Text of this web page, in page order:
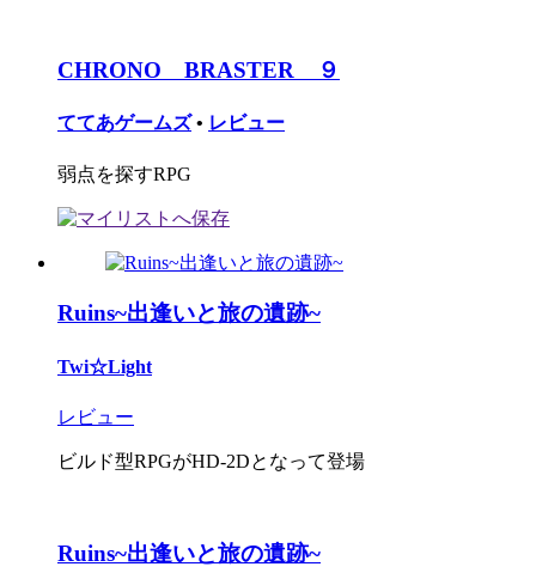
CHRONO BRASTER ９
ててあゲームズ • レビュー
弱点を探すRPG
Ruins~出逢いと旅の遺跡~
Twi☆Light
レビュー
ビルド型RPGがHD-2Dとなって登場
Ruins~出逢いと旅の遺跡~